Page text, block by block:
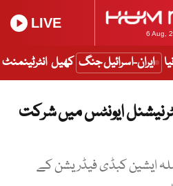
6 Aug,
LIVE
ایران-اسرائیل جنگ کھیل انٹرٹینمنٹ
ایونٹس میں شرکت
ایشین کبڈی فیڈریشن کے